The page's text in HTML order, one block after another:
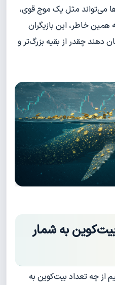
می‌تواند مثل یک موج قوی،
همین خاطر، این بازیگران
دهند چقدر از بقیه بزرگ‌تر و
به شمار
از چه تعداد بیت‌کوین به